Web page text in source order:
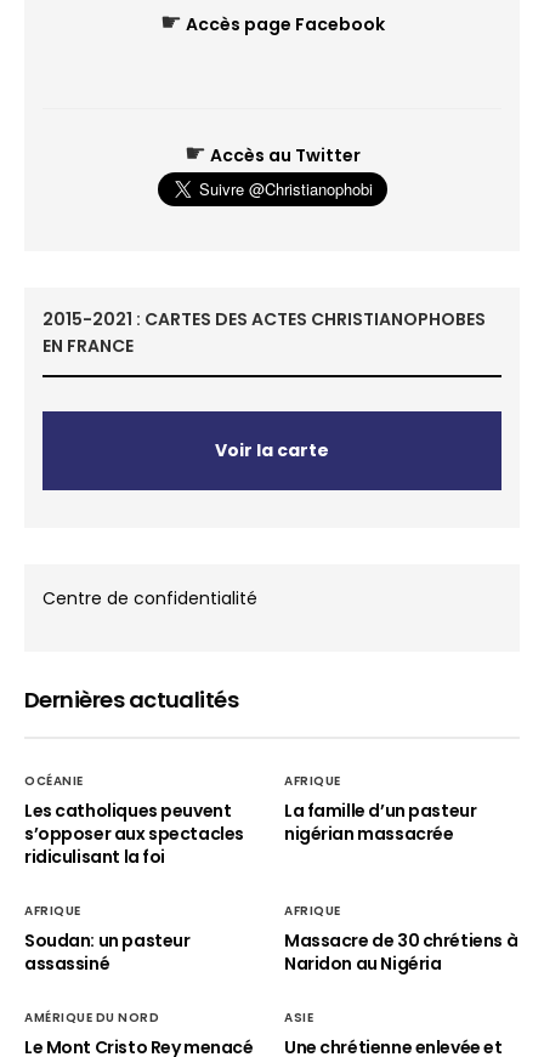
☛ Accès page Facebook
☛ Accès au Twitter
2015-2021 : CARTES DES ACTES CHRISTIANOPHOBES
EN FRANCE
Voir la carte
Centre de confidentialité
Dernières actualités
OCÉANIE
Les catholiques peuvent
s’opposer aux spectacles
ridiculisant la foi
AFRIQUE
La famille d’un pasteur
nigérian massacrée
AFRIQUE
Soudan: un pasteur
assassiné
AFRIQUE
Massacre de 30 chrétiens à
Naridon au Nigéria
AMÉRIQUE DU NORD
Le Mont Cristo Rey menacé
ASIE
Une chrétienne enlevée et